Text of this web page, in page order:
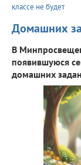
классе не будет
Домашних
В
появившуюся
домашних